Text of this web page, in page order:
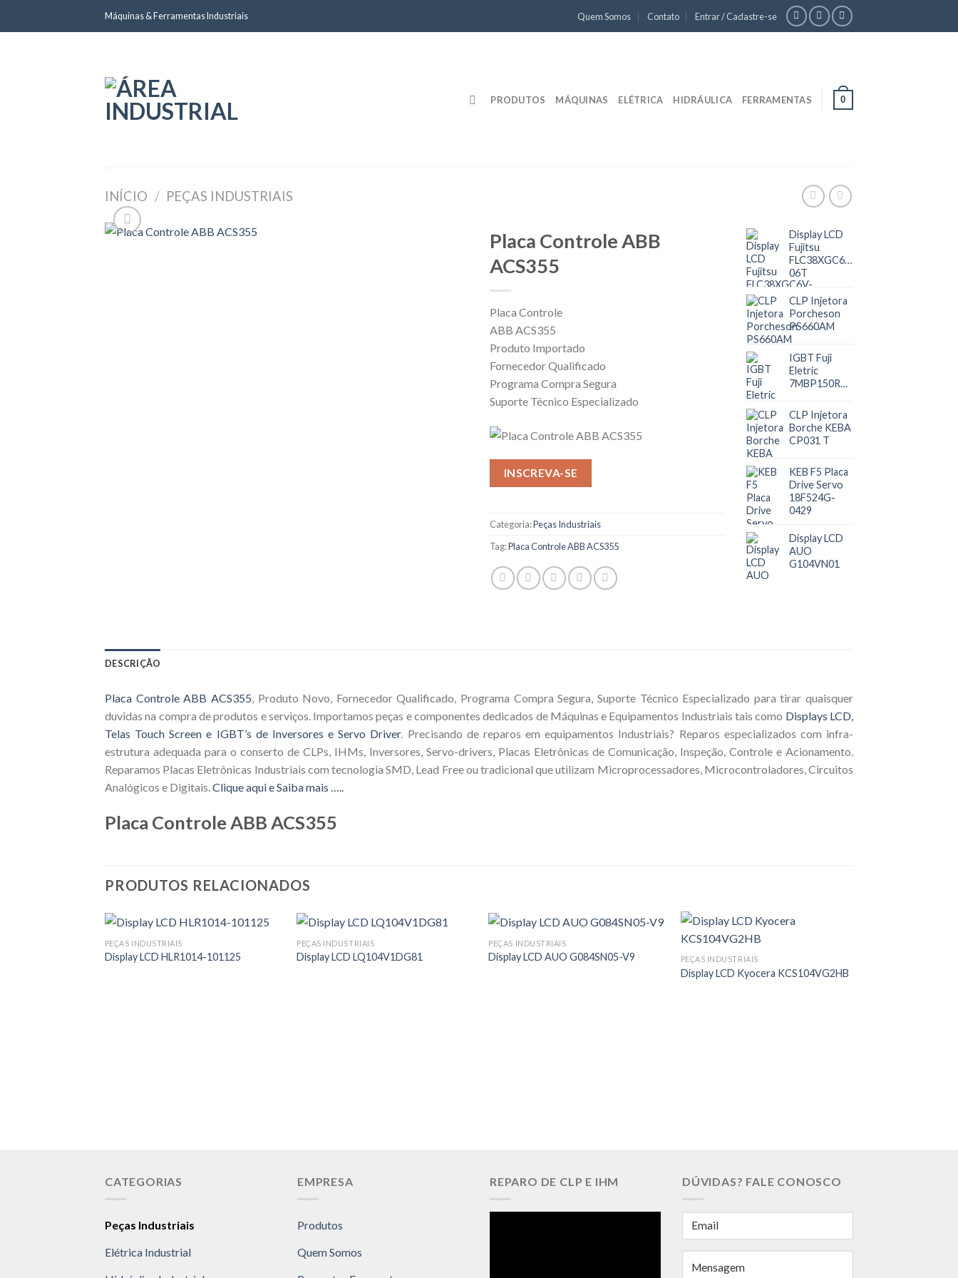
Máquinas & Ferramentas Industriais Quem Somos Contato Entrar / Cadastre-se
PRODUTOS MÁQUINAS ELÉTRICA HIDRÁULICA FERRAMENTAS 0
INÍCIO / PEÇAS INDUSTRIAIS
Placa Controle ABB
ACS355
Placa Controle
ABB ACS355
Produto Importado
Fornecedor Qualificado
Programa Compra Segura
Suporte Técnico Especializado
INSCREVA-SE
Categoria:Peças Industriais
Tag:Placa Controle ABB ACS355
Display LCD
Fujitsu
FLC38XGC6V-
06T
CLP Injetora
Porcheson
PS660AM
IGBT Fuji
Eletric
7MBP150RA060
CLP Injetora
Borche KEBA
CP031 T
KEB F5 Placa
Drive Servo
18F524G-
0429
Display LCD
AUO
G104VN01
DESCRIÇÃO
Placa Controle ABB ACS355, Produto Novo, Fornecedor Qualificado, Programa Compra Segura, Suporte Técnico Especializado para tirar quaisquer
duvidas na compra de produtos e serviços. Importamos peças e componentes dedicados de Máquinas e Equipamentos Industriais tais como Displays LCD,
Telas Touch Screen e IGBT’s de Inversores e Servo Driver. Precisando de reparos em equipamentos Industriais? Reparos especializados com infra-
estrutura adequada para o conserto de CLPs, IHMs, Inversores, Servo-drivers, Placas Eletrônicas de Comunicação, Inspeção, Controle e Acionamento.
Reparamos Placas Eletrônicas Industriais com tecnologia SMD, Lead Free ou tradicional que utilizam Microprocessadores, Microcontroladores, Circuitos
Analógicos e Digitais.Clique aqui e Saiba mais …..
Placa Controle ABB ACS355
PRODUTOS RELACIONADOS
PEÇAS INDUSTRIAIS
Display LCD HLR1014-101125
PEÇAS INDUSTRIAIS
Display LCD LQ104V1DG81
PEÇAS INDUSTRIAIS
Display LCD AUO G084SN05-V9 PEÇAS INDUSTRIAIS
Display LCD Kyocera KCS104VG2HB
CATEGORIAS
Peças Industriais
Elétrica Industrial
EMPRESA
Produtos
Quem Somos
REPARO DE CLP E IHM DÚVIDAS? FALE CONOSCO